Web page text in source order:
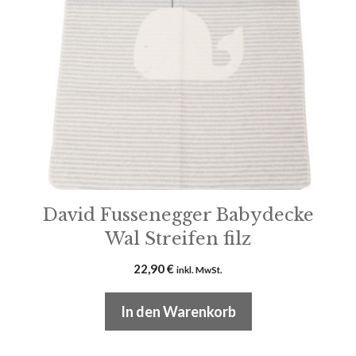
David Fussenegger Babydecke
Wal Streifen filz
22,90€ inkl. MwSt.
In den Warenkorb